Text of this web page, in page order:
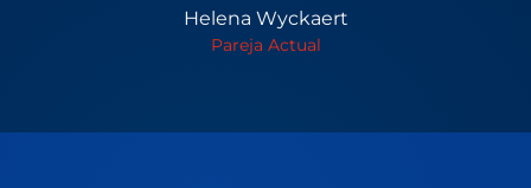
Helena Wyckaert
Pareja Actual